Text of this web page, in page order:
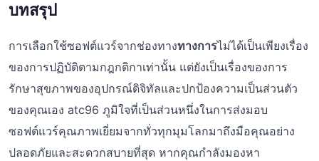
บทสรุป
การเลือกใช้ซอฟต์แวร์จากช่องทางทางการไม่ได้เป็นเพียงเรื่อง
ของการปฏิบัติตามกฎกติกาเท่านั้น แต่ยังเป็นเรื่องของการ
รักษาสุขภาพของอุปกรณ์ดิจิทัลและปกป้องความเป็นส่วนตัว
ของคุณเอง atc96 ภูมิใจที่เป็นส่วนหนึ่งในการส่งมอบ
ซอฟต์แวร์คุณภาพเยี่ยมจากทั่วทุกมุมโลกมาถึงมือคุณอย่าง
ปลอดภัยและสะดวกสบายที่สุด หากคุณกำลังมองหา